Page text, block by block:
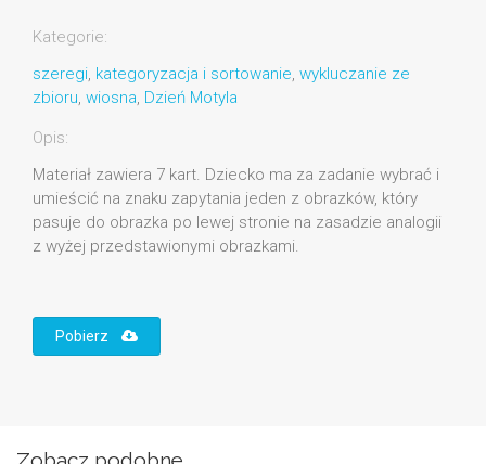
Kategorie:
szeregi, kategoryzacja i sortowanie, wykluczanie ze
zbioru, wiosna, Dzień Motyla
Opis:
Materiał zawiera 7 kart. Dziecko ma za zadanie wybrać i
umieścić na znaku zapytania jeden z obrazków, który
pasuje do obrazka po lewej stronie na zasadzie analogii
z wyżej przedstawionymi obrazkami.
Pobierz